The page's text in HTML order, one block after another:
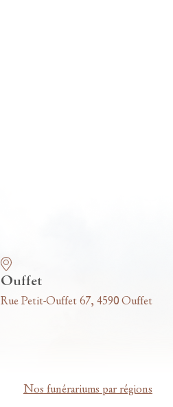
Ouffet
Rue Petit-Ouffet 67, 4590 Ouffet
Nos funérariums par régions